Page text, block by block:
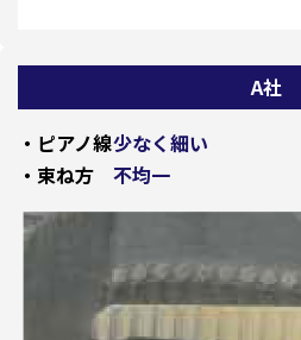
A社
・ピアノ線少なく細い
・束ね方
不均一